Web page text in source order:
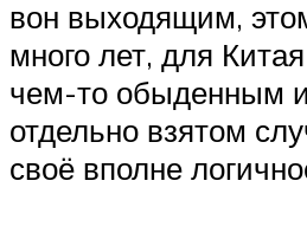
вон выходящим,
много лет, для
чем-то обыденным
отдельно взятом
своё вполне